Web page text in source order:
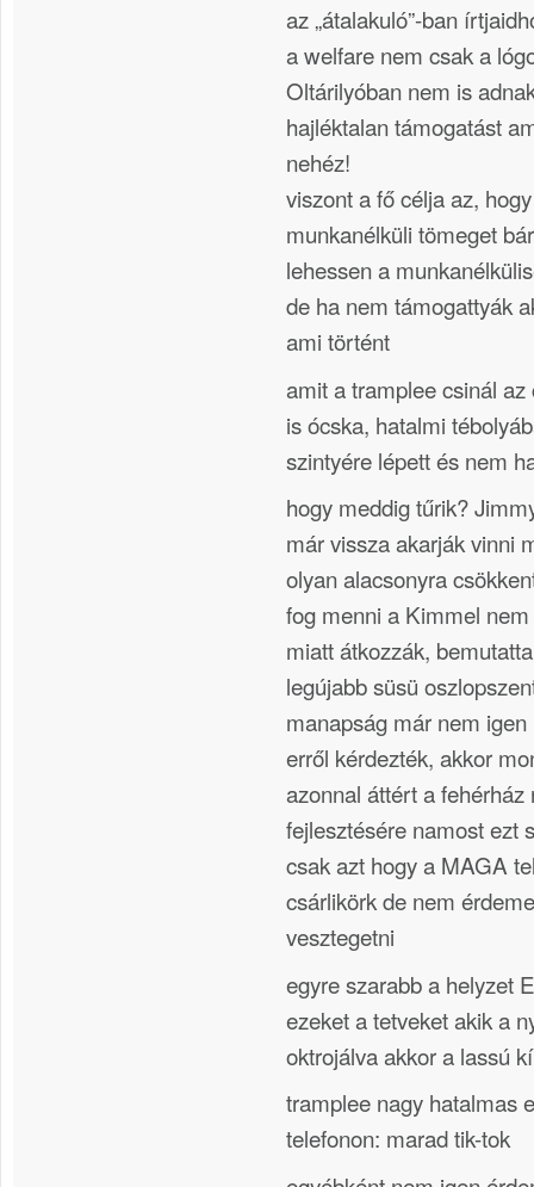
az „átalakuló”-ban
a welfare nem csak a
Oltárilyóban nem is
hajléktalan támogatást
nehéz!
viszont a fő célja az,
munkanélküli tömeget
lehessen a
de ha nem támogattyák
ami történt
amit a tramplee csinál
is ócska, hatalmi
szintyére lépett és nem
hogy meddig tűrik?
már vissza akarják vinni
olyan alacsonyra
fog menni a Kimmel
miatt átkozzák,
legújabb süsü
manapság már nem
erről kérdezték, akkor
azonnal áttért a fehérház
fejlesztésére namost ezt
csak azt hogy a MAGA
csárlikörk de nem
vesztegetni
egyre szarabb a helyzet
ezeket a tetveket akik a
oktrojálva akkor a lassú
tramplee nagy hatalmas
telefonon: marad tik-tok